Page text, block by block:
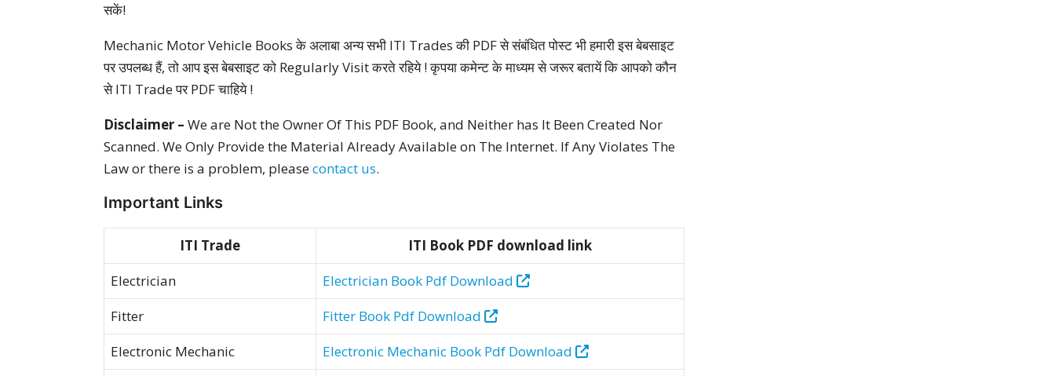
सकें!
Mechanic Motor Vehicle Books के अलाबा अन्य सभी ITI Trades की PDF से संबंधित पोस्ट भी हमारी इस बेबसाइट
पर उपलब्ध हैं, तो आप इस बेबसाइट को Regularly Visit करते रहिये ! कृपया कमेन्ट के माध्यम से जरूर बतायें कि आपको कौन
से ITI Trade पर PDF चाहिये !
Disclaimer – We are Not the Owner Of This PDF Book, and Neither has It Been Created Nor
Scanned. We Only Provide the Material Already Available on The Internet. If Any Violates The
Law or there is a problem, pleasecontact us.
Important Links
ITI Trade
ITI Book PDF download link
Electrician
Electrician Book Pdf Download
Fitter
Fitter Book Pdf Download
Electronic Mechanic
Electronic Mechanic Book Pdf Download